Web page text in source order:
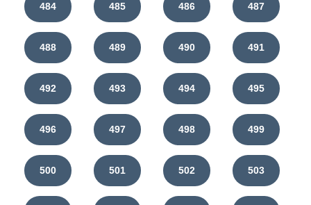
484 485 486 487
488 489 490 491
492 493 494 495
496 497 498 499
500 501 502 503